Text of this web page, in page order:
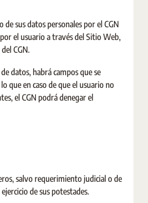
sus datos personales por el CGN
el usuario a través del Sitio Web,
CGN.
datos, habrá campos que se
que en caso de que el usuario no
el CGN podrá denegar el
salvo requerimiento judicial o de
de sus potestades.